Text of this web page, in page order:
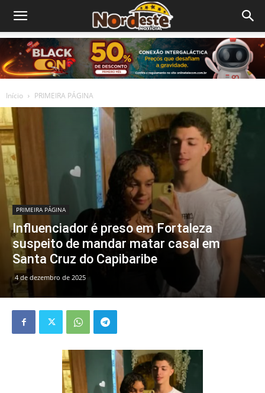
Início PRIMEIRA PÁGINA
PRIMEIRA PÁGINA
Influenciador é preso em Fortaleza
suspeito de mandar matar casal em
Santa Cruz do Capibaribe
4 de dezembro de 2025